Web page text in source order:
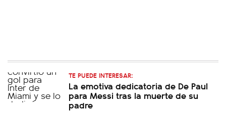
TE PUEDE INTERESAR:
La emotiva dedicatoria de De Paul
para Messi tras la muerte de su
padre